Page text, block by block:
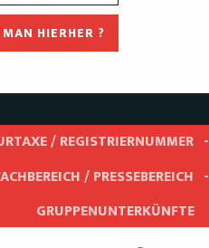
HIERHER ?
/ REGISTRIERNUMMER
/ PRESSEBEREICH
GRUPPENUNTERKÜNFTE